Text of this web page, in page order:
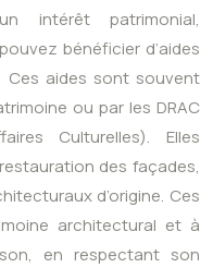
intérêt patrimonial,
bénéficier d’aides
Ces aides sont souvent
ou par les DRAC
Culturelles). Elles
des façades,
d’origine. Ces
architectural et à
en respectant son